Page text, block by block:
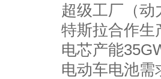
超级工厂（动
特斯拉合作生
电芯产能
电动车电池需